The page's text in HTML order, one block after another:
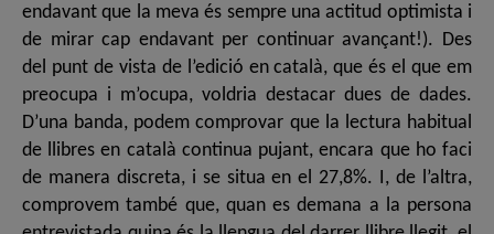
endavant que la meva és sempre una actitud optimista i
de mirar cap endavant per continuar avançant!). Des
del punt de vista de l’edició en català, que és el que em
preocupa i m’ocupa, voldria destacar dues de dades.
D’una banda, podem comprovar que la lectura habitual
de llibres en català continua pujant, encara que ho faci
de manera discreta, i se situa en el 27,8%. I, de l’altra,
comprovem també que, quan es demana a la persona